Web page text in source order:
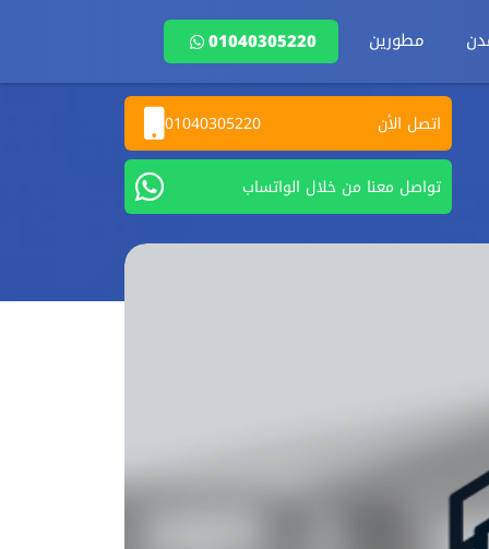
مطورين 01040305220
اتصل الأن 01040305220
تواصل معنا من خلال الواتساب